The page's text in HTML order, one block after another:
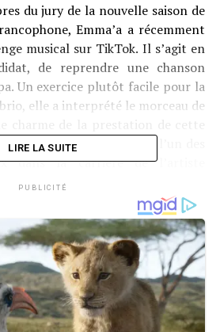
du jury de la nouvelle saison de
Emma’a a récemment
musical sur TikTok. Il s’agit en
de reprendre une chanson
Un exercice plutôt facile pour la
elle a interprété le morceau de
un featuring. Ce serait l’un des
dans la carrière de l’artiste
attendue marque un tournant
de l’artiste. En unissant sa voix
urbaines gabonaises, à
et au charisme légendaire de «
congolaise, Emma’a s’offre une
de premier plan. Ce projet
LIRE LA SUITE
PUBLICITÉ